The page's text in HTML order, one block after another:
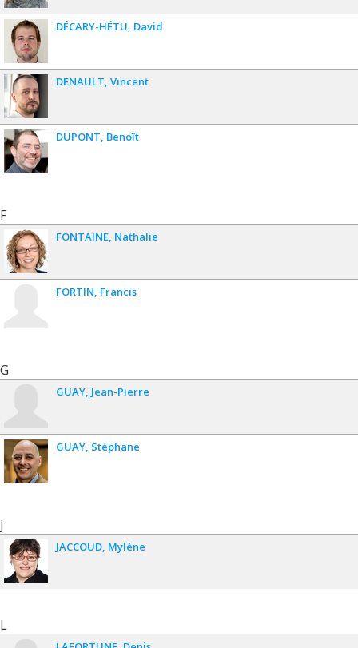
DÉCARY-HÉTU David
DENAULT Vincent
DUPONT Benoît
F
FONTAINE Nathalie
FORTIN Francis
G
GUAY Jean-Pierre
GUAY Stéphane
J
JACCOUD Mylène
L